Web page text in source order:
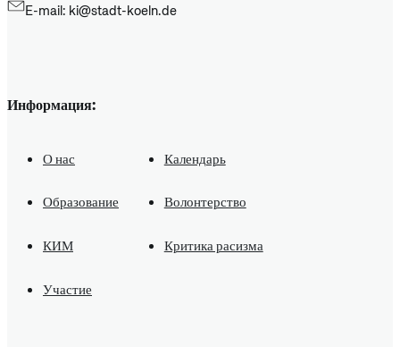
E-mail: ki@stadt-koeln.de
Информация:
О нас Календарь
Образование Волонтерство
КИМ Критика расизма
Участие